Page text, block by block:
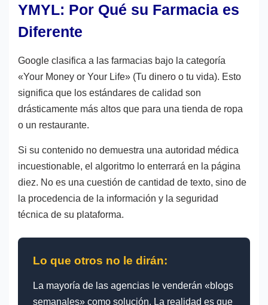
YMYL: Por Qué su Farmacia es
Diferente
Google clasifica a las farmacias bajo la categoría
«Your Money or Your Life» (Tu dinero o tu vida). Esto
significa que los estándares de calidad son
drásticamente más altos que para una tienda de ropa
o un restaurante.
Si su contenido no demuestra una autoridad médica
incuestionable, el algoritmo lo enterrará en la página
diez. No es una cuestión de cantidad de texto, sino de
la procedencia de la información y la seguridad
técnica de su plataforma.
Lo que otros no le dirán:
La mayoría de las agencias le venderán «blogs
semanales» como solución. La realidad es que